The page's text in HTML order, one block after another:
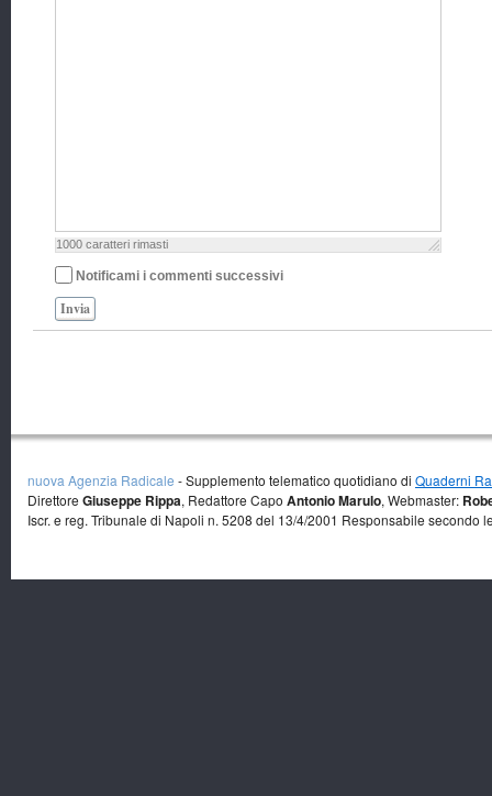
1000 caratteri rimasti
Notificami i commenti successivi
Invia
nuova Agenzia Radicale - Supplemento telematico quotidiano di Quaderni
Direttore Giuseppe Rippa, Redattore Capo Antonio Marulo, Webmaster:
Iscr. e reg. Tribunale di Napoli n. 5208 del 13/4/2001 Responsabile secondo